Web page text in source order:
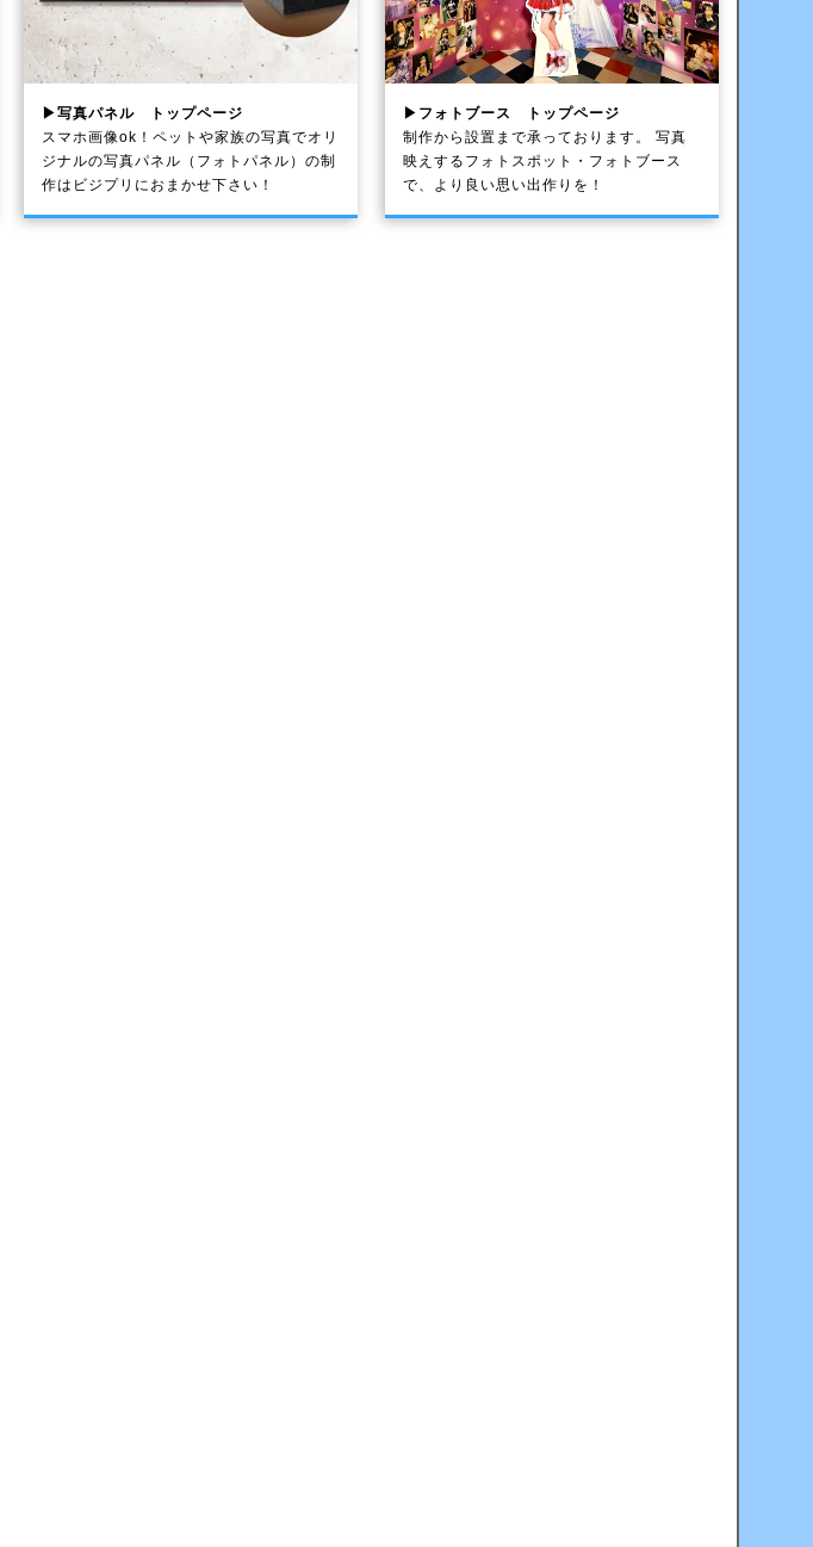
▶写真パネル トップページ
スマホ画像ok！ペットや家族の写真でオリ
ジナルの写真パネル（フォトパネル）の制
作はビジプリにおまかせ下さい！
▶フォトブース トップページ
制作から設置まで承っております。 写真
映えするフォトスポット・フォトブース
で、より良い思い出作りを！